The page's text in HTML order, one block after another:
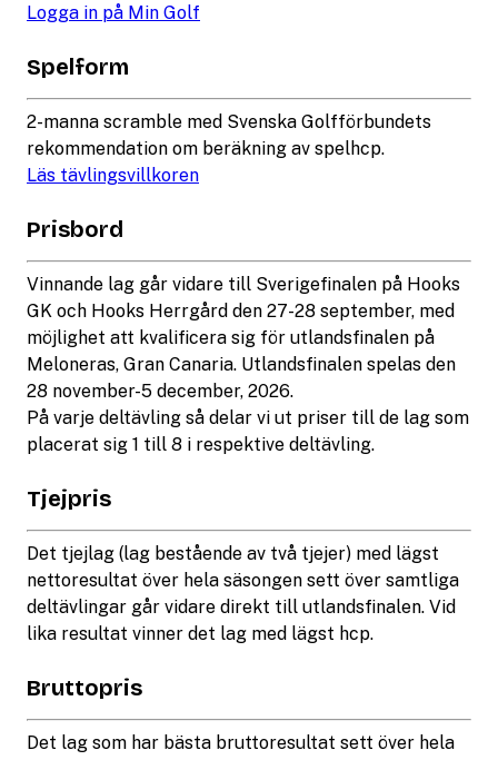
Logga in på Min Golf
Spelform
2-manna scramble med Svenska Golfförbundets
rekommendation om beräkning av spelhcp.
Läs tävlingsvillkoren
Prisbord
Vinnande lag går vidare till Sverigefinalen på Hooks
GK och Hooks Herrgård den 27-28 september, med
möjlighet att kvalificera sig för utlandsfinalen på
Meloneras, Gran Canaria. Utlandsfinalen spelas den
28 november-5 december, 2026.
På varje deltävling så delar vi ut priser till de lag som
placerat sig 1 till 8 i respektive deltävling.
Tjejpris
Det tjejlag (lag bestående av två tjejer) med lägst
nettoresultat över hela säsongen sett över samtliga
deltävlingar går vidare direkt till utlandsfinalen. Vid
lika resultat vinner det lag med lägst hcp.
Bruttopris
Det lag som har bästa bruttoresultat sett över hela